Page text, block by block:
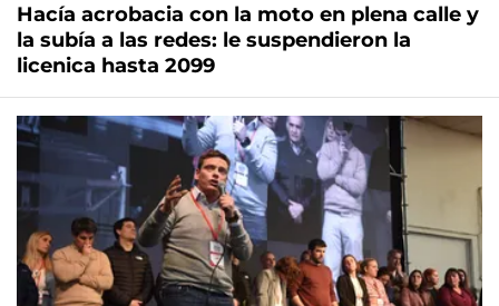
Hacía acrobacia con la moto en plena calle y
la subía a las redes: le suspendieron la
licenica hasta 2099